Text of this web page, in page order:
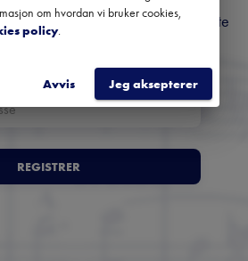
konserter, festivaler og utvalgte
REGISTRER
om hvordan vi bruker cookies,
policy.
Avvis Jeg aksepterer